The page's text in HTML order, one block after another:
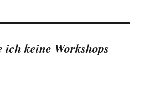
keine Workshops